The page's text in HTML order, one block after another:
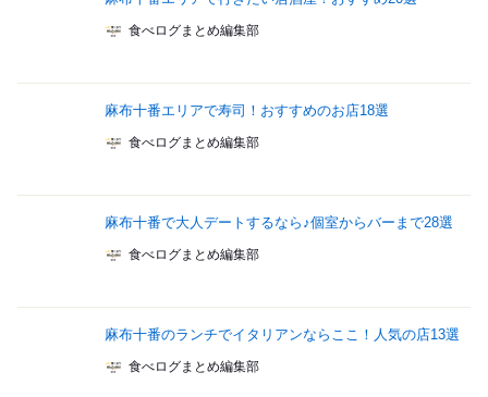
食べログまとめ編集部
麻布十番エリアで寿司！おすすめのお店18選
食べログまとめ編集部
麻布十番で大人デートするなら♪個室からバーまで28選
食べログまとめ編集部
麻布十番のランチでイタリアンならここ！人気の店13選
食べログまとめ編集部